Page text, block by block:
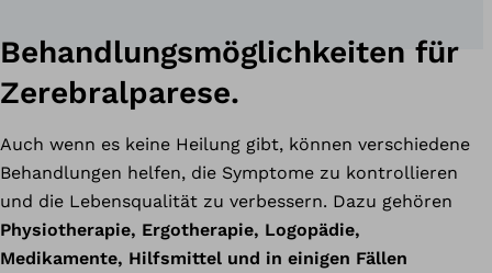
Behandlungsmöglichkeiten für
Zerebralparese.
Auch wenn es keine Heilung gibt, können verschiedene
Behandlungen helfen, die Symptome zu kontrollieren
und die Lebensqualität zu verbessern. Dazu gehören
Physiotherapie, Ergotherapie, Logopädie,
Medikamente, Hilfsmittel und in einigen Fällen